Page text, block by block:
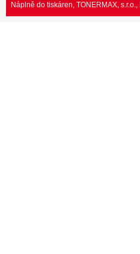
Náplně do tiskáren, TONERMAX, s.r.o.